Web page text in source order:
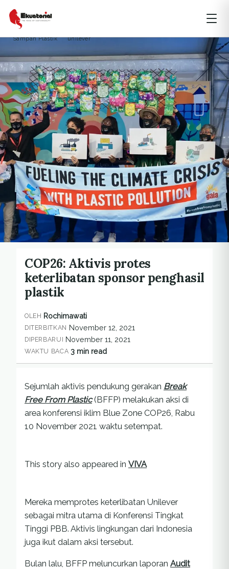
ARTIKEL
Aliansi Zero Waste Indonesia
Sampah Plastik unilever
COP26: Aktivis protes
keterlibatan sponsor penghasil
plastik
OLEH Rochimawati
DITERBITKAN November 12, 2021
DIPERBARUI November 11, 2021
WAKTU BACA 3 min read
Sejumlah aktivis pendukung gerakan Break
Free From Plastic(BFFP) melakukan aksi di
area konferensi iklim Blue Zone COP26, Rabu
10 November 2021 waktu setempat.
This story also appeared in VIVA
Mereka memprotes keterlibatan Unilever
sebagai mitra utama di Konferensi Tingkat
Tinggi PBB. Aktivis lingkungan dari Indonesia
juga ikut dalam aksi tersebut.
Bulan lalu, BFFP meluncurkan laporan Audit